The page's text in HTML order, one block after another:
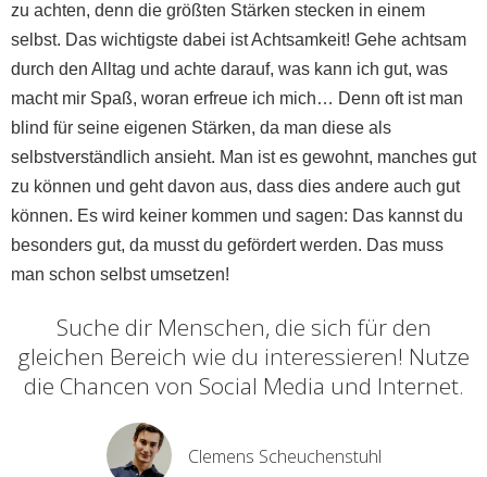
zu achten, denn die größten Stärken stecken in einem
selbst. Das wichtigste dabei ist Achtsamkeit! Gehe achtsam
durch den Alltag und achte darauf, was kann ich gut, was
macht mir Spaß, woran erfreue ich mich… Denn oft ist man
blind für seine eigenen Stärken, da man diese als
selbstverständlich ansieht. Man ist es gewohnt, manches gut
zu können und geht davon aus, dass dies andere auch gut
können. Es wird keiner kommen und sagen: Das kannst du
besonders gut, da musst du gefördert werden. Das muss
man schon selbst umsetzen!
Suche dir Menschen, die sich für den
gleichen Bereich wie du interessieren! Nutze
die Chancen von Social Media und Internet.
Clemens Scheuchenstuhl